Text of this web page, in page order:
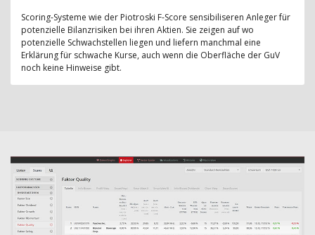
Scoring-Systeme wie der Piotroski F-Score sensibiliseren Anleger für
potenzielle Bilanzrisiken bei ihren Aktien. Sie zeigen auf wo
potenzielle Schwachstellen liegen und liefern manchmal eine
Erklärung für schwache Kurse, auch wenn die Oberfläche der GuV
noch keine Hinweise gibt.